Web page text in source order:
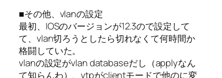
■その他、vlanの設定
最初、IOSのバージョンが12.3ので設定して
て、vlan切ろうとしたら切れなくて何時間か
格闘していた。
vlanの設定がvlan databaseだし（applyなん
て知らんわ）、vtpがclientモードで他のに変